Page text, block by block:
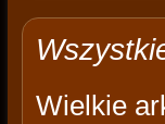
Wielkie